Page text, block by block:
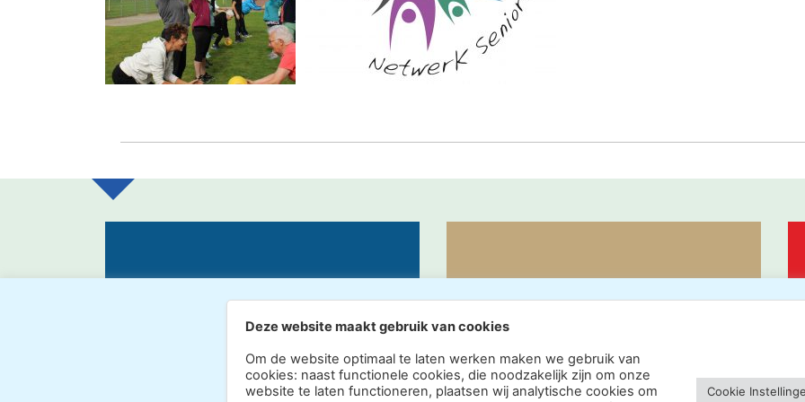
MEER INFORMATIE ACTUEEL
Deze website maakt gebruik van cookies
Om de website optimaal te laten werken maken we gebruik van
cookies: naast functionele cookies, die noodzakelijk zijn om onze
website te laten functioneren, plaatsen wij analytische cookies om
Cookie